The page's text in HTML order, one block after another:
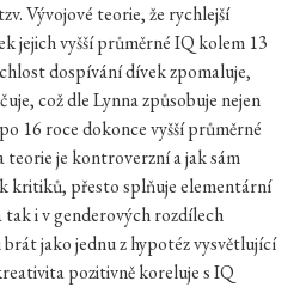
Vývojové teorie, že rychlejší
jejich vyšší průměrné IQ kolem 13
dospívání dívek zpomaluje,
což dle Lynna způsobuje nejen
16 roce dokonce vyšší průměrné
teorie je kontroverzní a jak sám
kritiků, přesto splňuje elementární
i v genderových rozdílech
jako jednu z hypotéz vysvětlující
pozitivně koreluje s IQ